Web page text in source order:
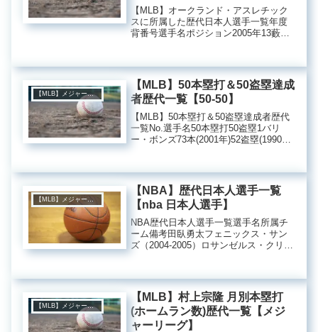
【MLB】オークランド・アスレチック
スに所属した歴代日本人選手一覧年度
背番号選手名ポジション2005年13藪恵
手2023年11藤浪晋太郎投手
【MLB】メジャーリーグ
【MLB】50本塁打＆50盗塁達成
者歴代一覧【50-50】
【MLB】50本塁打＆50盗塁達成者歴代
一覧No.選手名50本塁打50盗塁1バリ
ー・ボンズ73本(2001年)52盗塁(1990
(2024年) 59盗塁...
【MLB】メジャーリーグ
【NBA】歴代日本人選手一覧
【nba 日本人選手】
NBA歴代日本人選手一覧選手名所属チ
ーム備考田臥勇太フェニックス・サン
ズ（2004-2005）ロサンゼルス・クリッ
活動。サマーリーグでデンバーナゲッ
ツのチームでプレー...
【MLB】メジャーリーグ
【MLB】村上宗隆 月別本塁打
(ホームラン数)歴代一覧【メジ
ャーリーグ】